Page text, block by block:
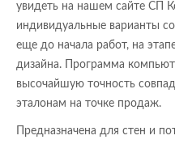
увидеть на нашем сайте СП
индивидуальные варианты
еще до начала работ, на
дизайна. Программа
высочайшую точность
эталонам на точке продаж.
Предназначена для стен и